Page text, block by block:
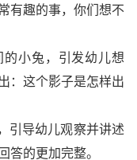
有趣的事，你们想不
的小兔，引发幼儿想
：这个影子是怎样出
引导幼儿观察并讲述
答的更加完整。